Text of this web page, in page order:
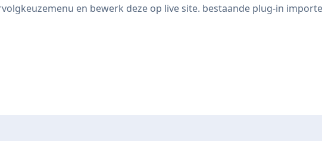
en bewerk deze op live site. bestaande plug-in